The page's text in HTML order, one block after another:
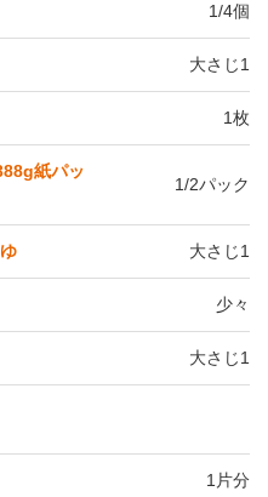
1/4個
大さじ1
1枚
紙パッ
1/2パック
大さじ1
少々
大さじ1
1片分